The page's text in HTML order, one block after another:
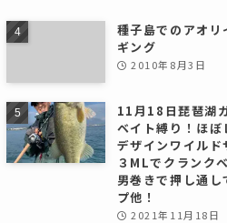
種子島でのアオリ
ギング
2010年8月3日
11月18日琵琶湖
ベイト縛り！ほぼ
デザインワイルド
３MLでクランク
男巻きで押し通
プ他！
2021年11月18日